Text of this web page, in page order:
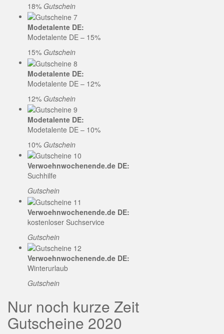
18% Gutschein
Modetalente DE:
Modetalente DE – 15%
15% Gutschein
Modetalente DE:
Modetalente DE – 12%
12% Gutschein
Modetalente DE:
Modetalente DE – 10%
10% Gutschein
Verwoehnwochenende.de DE:
Suchhilfe
Gutschein
Verwoehnwochenende.de DE:
kostenloser Suchservice
Gutschein
Verwoehnwochenende.de DE:
Winterurlaub
Gutschein
Nur noch kurze Zeit
Gutscheine 2020